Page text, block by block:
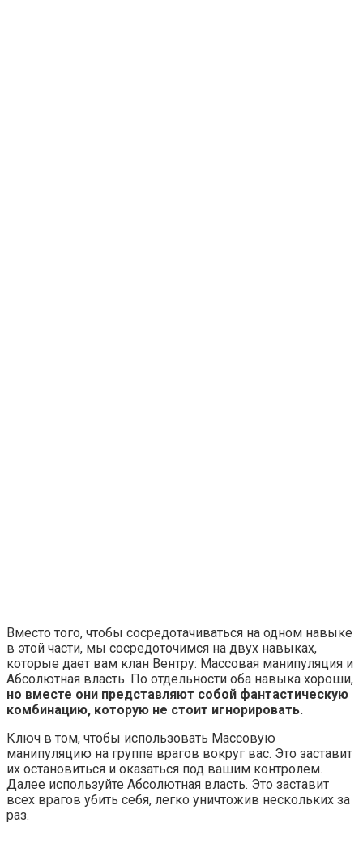
Вместо того, чтобы сосредотачиваться на одном навыке
в этой части, мы сосредоточимся на двух навыках,
которые дает вам клан Вентру: Массовая манипуляция и
Абсолютная власть. По отдельности оба навыка хороши,
но вместе они представляют собой фантастическую
комбинацию, которую не стоит игнорировать.
Ключ в том, чтобы использовать Массовую
манипуляцию на группе врагов вокруг вас. Это заставит
их остановиться и оказаться под вашим контролем.
Далее используйте Абсолютная власть. Это заставит
всех врагов убить себя, легко уничтожив нескольких за
раз.